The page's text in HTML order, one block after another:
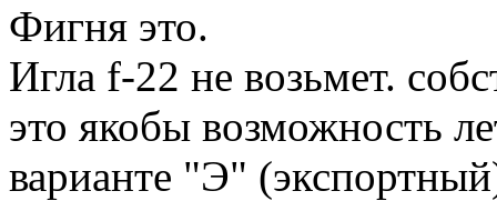
Фигня это.
Игла f-22 не возьмет.
это якобы возможность
варианте "Э"